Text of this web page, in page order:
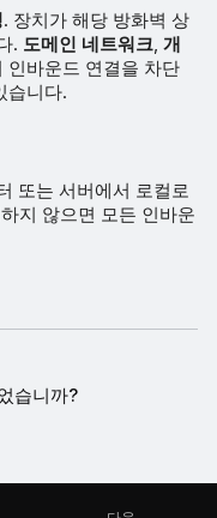
. 장치가 해당 방화벽 상
. 도메인 네트워크 ,개
인바운드 연결을 차단
습니다.
또는 서버에서 로컬로
지 않으면 모든 인바운
습니까?